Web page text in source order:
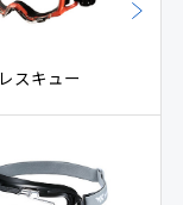
レスキュー